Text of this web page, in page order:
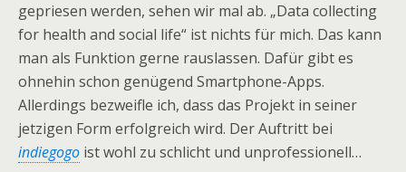
gepriesen werden, sehen wir mal ab. „Data collecting
for health and social life“ ist nichts für mich. Das kann
man als Funktion gerne rauslassen. Dafür gibt es
ohnehin schon genügend Smartphone-Apps.
Allerdings bezweifle ich, dass das Projekt in seiner
jetzigen Form erfolgreich wird. Der Auftritt bei
indiegogo ist wohl zu schlicht und unprofessionell…